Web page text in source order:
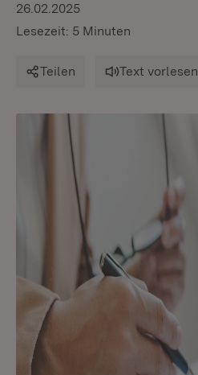
26.02.2025
Lesezeit: 5 Minuten
Teilen Text vorlesen